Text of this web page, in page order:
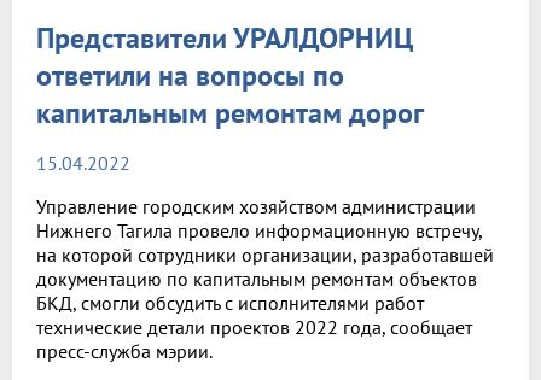
Представители УРАЛДОРНИЦ
ответили на вопросы по
капитальным ремонтам дорог
15.04.2022
Управление городским хозяйством администрации
Нижнего Тагила провело информационную встречу,
на которой сотрудники организации, разработавшей
документацию по капитальным ремонтам объектов
БКД, смогли обсудить с исполнителями работ
технические детали проектов 2022 года, сообщает
пресс-служба мэрии.